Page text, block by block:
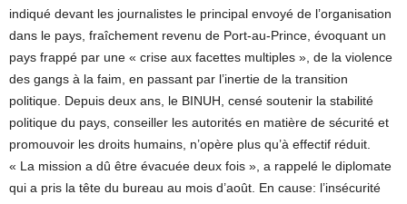
indiqué devant les journalistes le principal envoyé de l’organisation
dans le pays, fraîchement revenu de Port-au-Prince, évoquant un
pays frappé par une « crise aux facettes multiples », de la violence
des gangs à la faim, en passant par l’inertie de la transition
politique. Depuis deux ans, le BINUH, censé soutenir la stabilité
politique du pays, conseiller les autorités en matière de sécurité et
promouvoir les droits humains, n’opère plus qu’à effectif réduit.
« La mission a dû être évacuée deux fois », a rappelé le diplomate
qui a pris la tête du bureau au mois d’août. En cause: l’insécurité